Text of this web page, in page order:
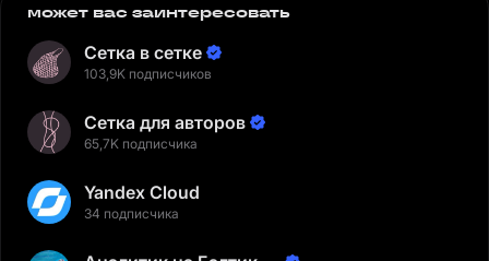
может вас заинтересовать
Сетка в сетке
103,9K подписчиков
Сетка для авторов
65,7K подписчика
Yandex Cloud
34 подписчика